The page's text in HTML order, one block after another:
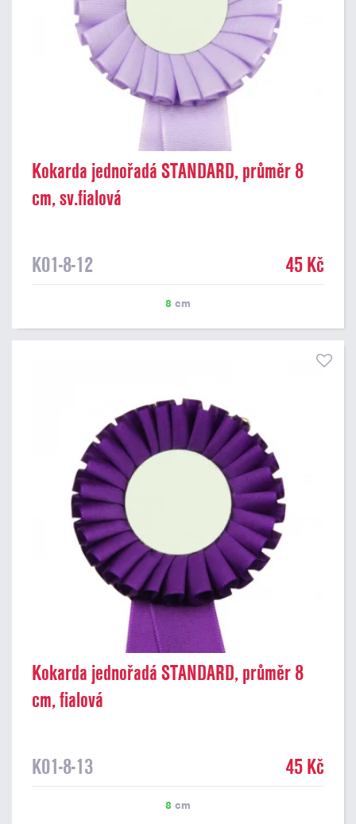
Kokarda jednořadá STANDARD, průměr 8
cm, sv.fialová
K01-8-12 45 Kč
8 cm
Kokarda jednořadá STANDARD, průměr 8
cm, fialová
K01-8-13 45 Kč
8 cm